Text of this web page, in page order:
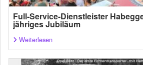
Full-Service-Dienstleister
jähriges Jubiläum
Weiterlesen